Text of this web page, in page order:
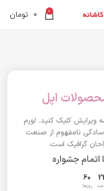
0
0 تومان
اپل
ویرایش کلیک کنید. لورم
نامفهوم از صنعت
گرافیک است.
اتمام جشواره
60
روزها